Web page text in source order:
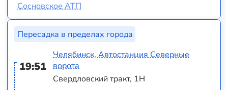
Сосновское АТП
Пересадка в пределах города
19:51
Челябинск, Автостанция Северные
ворота
Свердловский тракт, 1Н